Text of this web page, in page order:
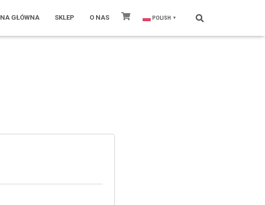
GŁÓWNA SKLEP O NAS
KOS
POLISH ▼